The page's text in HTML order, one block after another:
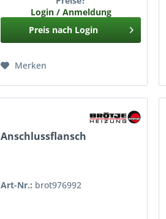
Login / Anmeldung
Preis nach Login
Merken
Anschlussflansch
Art-Nr.: brot976992